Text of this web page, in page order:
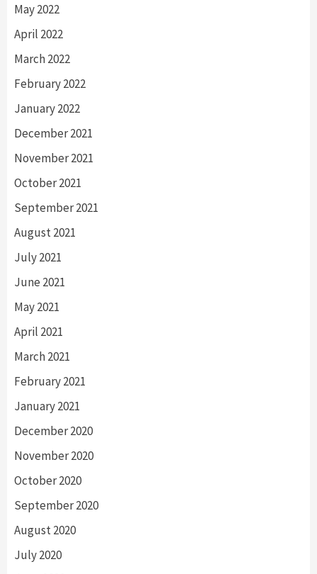
May 2022
April 2022
March 2022
February 2022
January 2022
December 2021
November 2021
October 2021
September 2021
August 2021
July 2021
June 2021
May 2021
April 2021
March 2021
February 2021
January 2021
December 2020
November 2020
October 2020
September 2020
August 2020
July 2020